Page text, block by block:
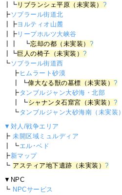
┃┗ リブランシェ平原（未実装） ?
┣ ソプラール街道北
┃┣ヨルティオ山麓
┃┣ リープホルツ大峡谷
┃┃ ┗忘却の都（未実装） ?
┃┗巨人の椅子（未実装）?
┗ ソプラール街道西
┣ ヒムラート砂漠
┃ ┗偉大なる獣の墓標（未実装）?
┣ タンブルジャン大砂海・北部
┃ ┗シャナンタ石窟宮（未実装）?
┗ タンブルジャン大砂海南（未実装）
▼対人/戦争エリア
┣未開区域ミュルディア
┃ ┗エル･ベド
┣新マップ
┗ アスティア地下遺跡（未実装）?
▼NPC
┗ NPCサービス